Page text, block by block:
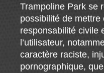
Trampoline Park se
possibilité de mettre
responsabilité civile
l’utilisateur,
caractère raciste,
pornographique,